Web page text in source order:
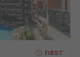
FIRST